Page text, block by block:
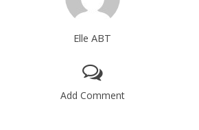
Elle ABT
Add Comment